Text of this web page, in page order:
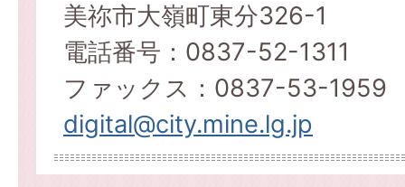
美祢市大嶺町東分326-1
電話番号：0837-52-1311
ファックス：0837-53-1959
digital@city.mine.lg.jp